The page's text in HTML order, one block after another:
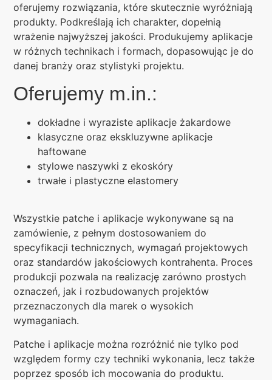
oferujemy rozwiązania, które skutecznie wyróżniają
produkty. Podkreślają ich charakter, dopełnią
wrażenie najwyższej jakości. Produkujemy aplikacje
w różnych technikach i formach, dopasowując je do
danej branży oraz stylistyki projektu.
Oferujemy m.in.:
dokładne i wyraziste aplikacje żakardowe
klasyczne oraz ekskluzywne aplikacje
haftowane
stylowe naszywki z ekoskóry
trwałe i plastyczne elastomery
Wszystkie patche i aplikacje wykonywane są na
zamówienie, z pełnym dostosowaniem do
specyfikacji technicznych, wymagań projektowych
oraz standardów jakościowych kontrahenta. Proces
produkcji pozwala na realizację zarówno prostych
oznaczeń, jak i rozbudowanych projektów
przeznaczonych dla marek o wysokich
wymaganiach.
Patche i aplikacje można rozróżnić nie tylko pod
względem formy czy techniki wykonania, lecz także
poprzez sposób ich mocowania do produktu.